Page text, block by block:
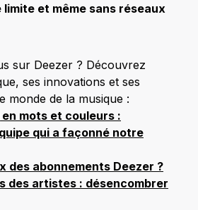
limite et même sans réseaux
sur Deezer ? Découvrez
ses innovations et ses
monde de la musique :
mots et couleurs :
qui a façonné notre
des abonnements Deezer ?
des artistes : désencombrer